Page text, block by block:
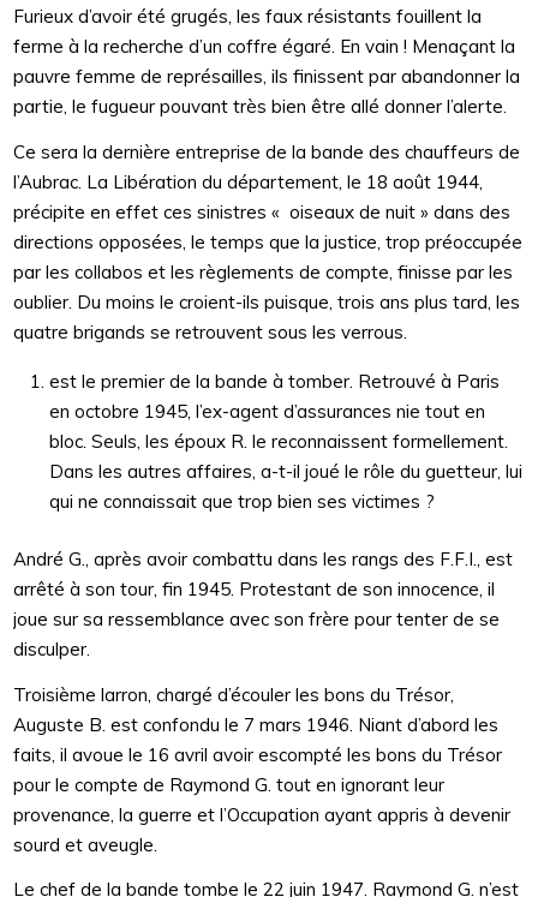
Furieux d’avoir été grugés, les faux résistants fouillent la
ferme à la recherche d’un coffre égaré. En vain ! Menaçant la
pauvre femme de représailles, ils finissent par abandonner la
partie, le fugueur pouvant très bien être allé donner l’alerte.
Ce sera la dernière entreprise de la bande des chauffeurs de
l’Aubrac. La Libération du département, le 18 août 1944,
précipite en effet ces sinistres « oiseaux de nuit » dans des
directions opposées, le temps que la justice, trop préoccupée
par les collabos et les règlements de compte, finisse par les
oublier. Du moins le croient-ils puisque, trois ans plus tard, les
quatre brigands se retrouvent sous les verrous.
est le premier de la bande à tomber. Retrouvé à Paris
en octobre 1945, l’ex-agent d’assurances nie tout en
bloc. Seuls, les époux R. le reconnaissent formellement.
Dans les autres affaires, a-t-il joué le rôle du guetteur, lui
qui ne connaissait que trop bien ses victimes ?
André G., après avoir combattu dans les rangs des F.F.I., est
arrêté à son tour, fin 1945. Protestant de son innocence, il
joue sur sa ressemblance avec son frère pour tenter de se
disculper.
Troisième larron, chargé d’écouler les bons du Trésor,
Auguste B. est confondu le 7 mars 1946. Niant d’abord les
faits, il avoue le 16 avril avoir escompté les bons du Trésor
pour le compte de Raymond G. tout en ignorant leur
provenance, la guerre et l’Occupation ayant appris à devenir
sourd et aveugle.
Le chef de la bande tombe le 22 juin 1947. Raymond G. n’est